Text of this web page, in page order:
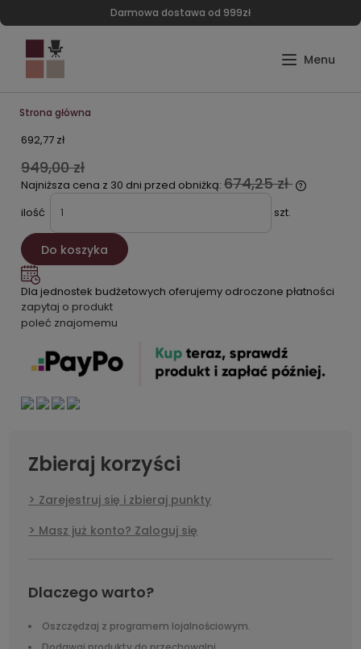
Darmowa dostawa od 999zł
Strona główna
692,77 zł
949,00 zł
Najniższa cena z 30 dni przed obniżką: 674,25 zł
ilość szt.
Do koszyka
Dla jednostek budżetowych oferujemy odroczone płatności
zapytaj o produkt
poleć znajomemu
Zbieraj korzyści
Zarejestruj się i zbieraj punkty
Masz już konto? Zaloguj się
Dlaczego warto?
Oszczędzaj z programem lojalnościowym.